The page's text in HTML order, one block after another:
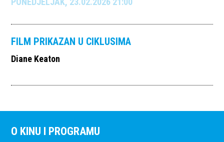
FILM PRIKAZAN U CIKLUSIMA
Diane Keaton
O KINU I PROGRAMU